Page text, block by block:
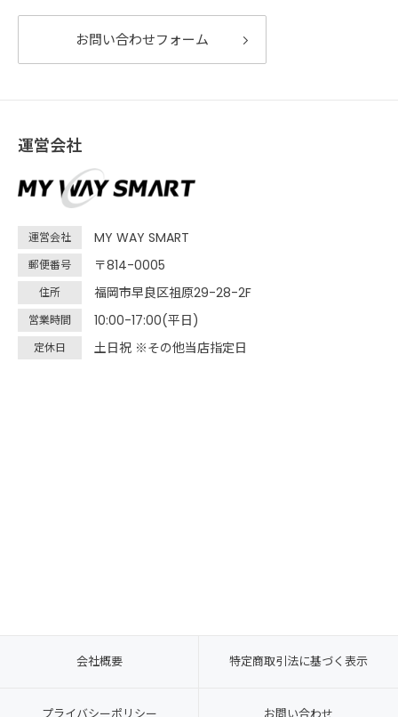
お問い合わせフォーム
運営会社
運営会社 MY WAY SMART
郵便番号 〒814-0005
住所 福岡市早良区祖原29-28-2F
営業時間 10:00-17:00(平日)
定休日 土日祝 ※その他当店指定日
会社概要 特定商取引法に基づく表示